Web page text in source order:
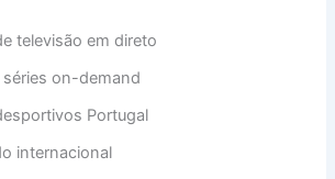
televisão em direto
séries on-demand
Portugal
internacional